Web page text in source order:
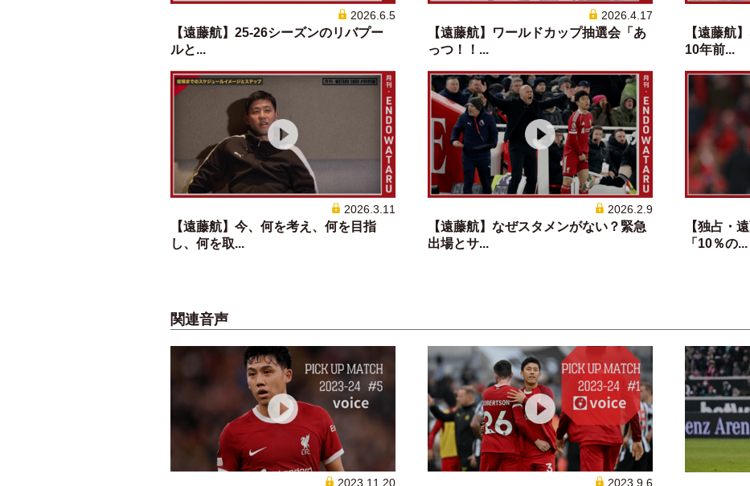
2026.6.5
【遠藤航】25-26シーズンのリバプー
ルと...
2026.4.17
【遠藤航】ワールドカップ抽選会「あ
っつ！！...
【遠藤航
10年前...
2026.3.11
【遠藤航】今、何を考え、何を目指
し、何を取...
2026.2.9
【遠藤航】なぜスタメンがない？緊急
出場とサ...
【独占・
「10％の...
関連音声
2023.11.20 2023.9.6